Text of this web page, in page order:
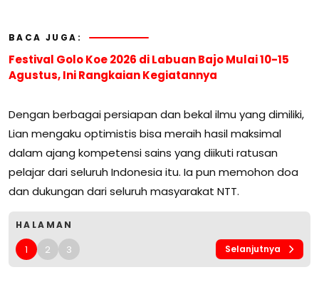
BACA JUGA:
Festival Golo Koe 2026 di Labuan Bajo Mulai 10-15
Agustus, Ini Rangkaian Kegiatannya
Dengan berbagai persiapan dan bekal ilmu yang dimiliki,
Lian mengaku optimistis bisa meraih hasil maksimal
dalam ajang kompetensi sains yang diikuti ratusan
pelajar dari seluruh Indonesia itu. Ia pun memohon doa
dan dukungan dari seluruh masyarakat NTT.
HALAMAN
1 2 3 Selanjutnya